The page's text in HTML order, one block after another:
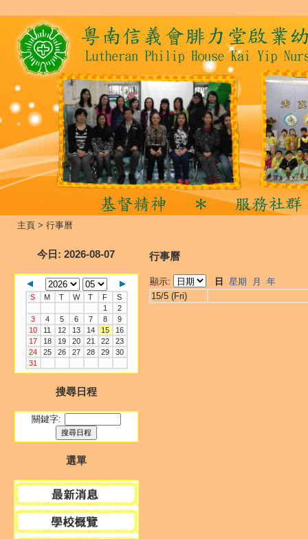
主頁 > 行事曆
今日 : 2026-08-07
S M T W T F
S
1
2
3
4 5 6 7 8
9
10
11 12 13 14 15
16
17
18 19 20 21 22
23
24
25 26 27 28 29
30
31
搜尋日程
關鍵字:
選單
行事曆
顯示: 日 星期 月
年
15/5 (Fri)